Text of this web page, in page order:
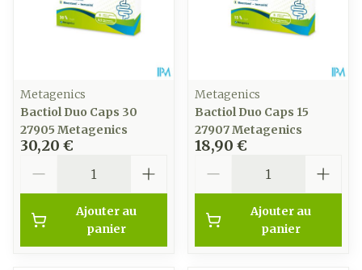
Metagenics
Bactiol Duo Caps 30
27905 Metagenics
30,20 €
Ajouter au
panier
Metagenics
Bactiol Duo Caps 15
27907 Metagenics
18,90 €
Ajouter au
panier